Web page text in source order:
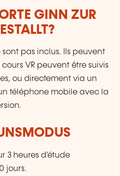
GINN ZUR
sont pas inclus. Ils peuvent
VR peuvent être suivis
ou directement via un
téléphone mobile avec la
3 heures d'étude
jours.